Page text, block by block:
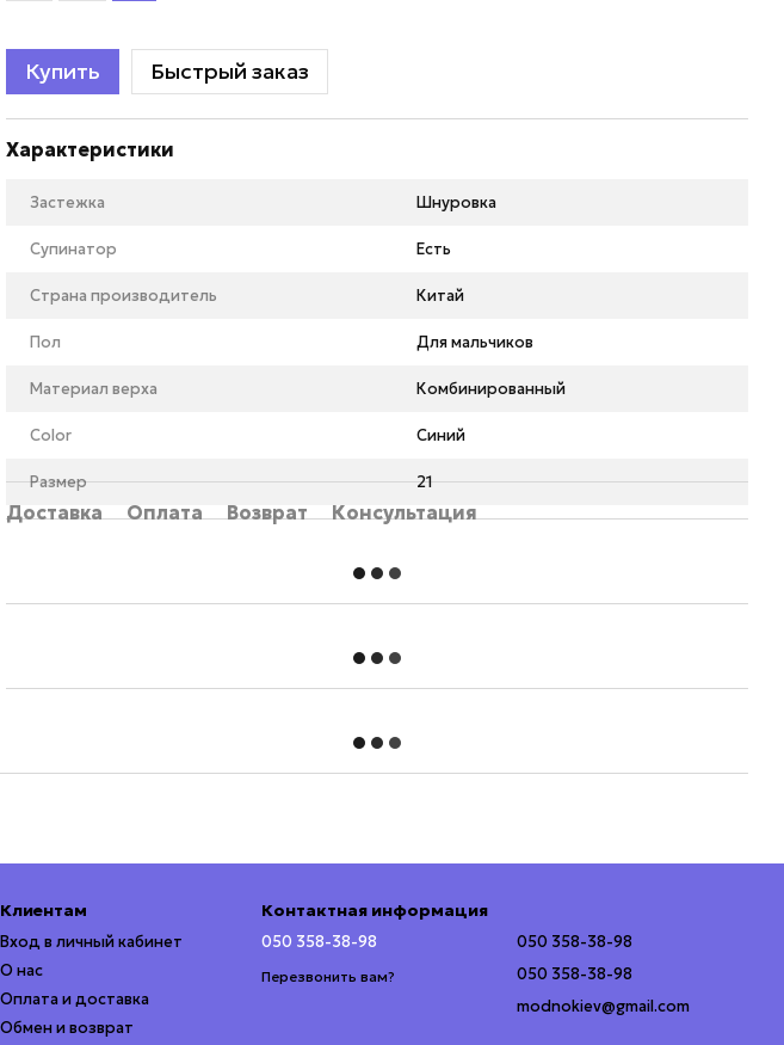
Купить Быстрый заказ
Характеристики
Застежка Шнуровка
Супинатор Есть
Страна производитель Китай
Пол Для мальчиков
Материал верха Комбинированный
Color Синий
Размер 21
Доставка Оплата Возврат Консультация
Клиентам
Вход в личный кабинет
О нас
Оплата и доставка
Обмен и возврат
Контактная информация
050 358-38-98
Перезвонить вам?
050 358-38-98
050 358-38-98
modnokiev@gmail.com